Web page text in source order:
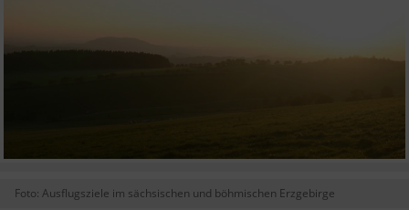
Foto: Ausflugsziele im sächsischen und böhmischen Erzgebirge